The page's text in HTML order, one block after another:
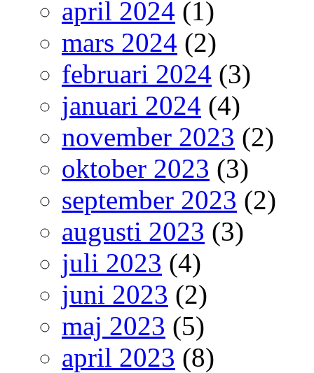
april 2024 (1)
mars 2024 (2)
februari 2024 (3)
januari 2024 (4)
november 2023 (2)
oktober 2023 (3)
september 2023 (2)
augusti 2023 (3)
juli 2023 (4)
juni 2023 (2)
maj 2023 (5)
april 2023 (8)